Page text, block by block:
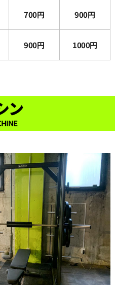
700円 900円
900円 1000円
ン